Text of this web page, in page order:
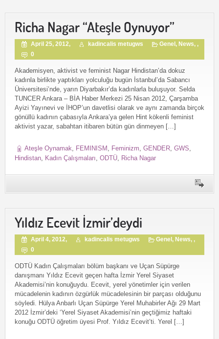
Richa Nagar “Ateşle Oynuyor”
April 25, 2012, kadincalis metugws Genel , News, ,
0
Akademisyen, aktivist ve feminist Nagar Hindistan’da dokuz
kadınla birlikte yaptıkları yolculuğu bugün İstanbul’da Sabancı
Üniversitesi’nde, yarın Diyarbakır’da kadınlarla buluşuyor. Selda
TUNCER Ankara – BİA Haber Merkezi 25 Nisan 2012, Çarşamba
Ayizi Yayınevi ve İHOP’un davetlisi olarak ve aynı zamanda birçok
gönüllü kadının çabasıyla Ankara’ya gelen Hint kökenli feminist
aktivist yazar, sabahtan itibaren bütün gün dinmeyen […]
Ateşle Oynamak FEMINISM Feminizm GENDER GWS
Hindistan, Kadın Çalışmaları, ODTÜ, Richa Nagar
Yıldız Ecevit İzmir’deydi
April 4, 2012, kadincalis metugws Genel , News, ,
0
ODTÜ Kadın Çalışmaları bölüm başkanı ve Uçan Süpürge
danışmanı Yıldız Ecevit geçen hafta İzmir Yerel Siyaset
Akademisi’nin konuğuydu. Ecevit, yerel yönetimler için verilen
mücadelenin kadının özgürlük mücadelesinin bir parçası olduğunu
söyledi. Hülya Anbarlı Uçan Süpürge Yerel Muhabirler Ağı 29 Mart
2012 İzmir’deki ‘Yerel Siyaset Akademisi’nin geçtiğimiz haftaki
konuğu ODTÜ öğretim üyesi Prof. Yıldız Ecevit’ti. Yerel […]